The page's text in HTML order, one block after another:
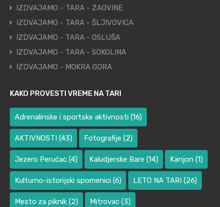
IZDVAJAMO - TARA - ZAOVINE
IZDVAJAMO - TARA - ŠLJIVOVICA
IZDVAJAMO - TARA - OSLUŠA
IZDVAJAMO - TARA - SOKOLINA
IZDVAJAMO - MOKRA GORA
KAKO PROVESTI VREME NA TARI
Adrenalinske i sportske aktivnosti (16)
AKTIVNOSTI (43) Fotografije (2)
Jezero Perućac (4) Kaludjerske Bare (14) Kanjon (1)
Kulturno-istorijski spomenici (6) LETO NA TARI (26)
Mesto za piknik (2) Mitrovac (3)